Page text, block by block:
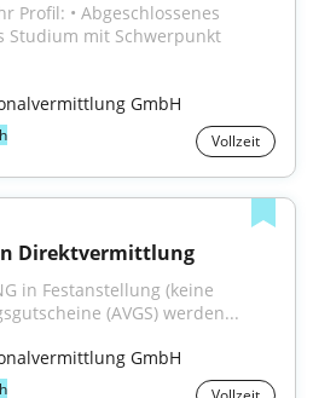
Profil: • Abgeschlossenes
GmbH
Vollzeit
Direktvermittlung
in Festanstellung (keine
(AVGS) werden...
GmbH